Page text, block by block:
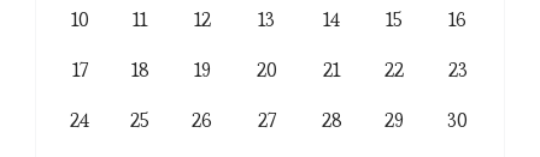
10
11 12 13 14 15
16
17
18 19 20 21 22
23
24
25 26 27 28 29
30